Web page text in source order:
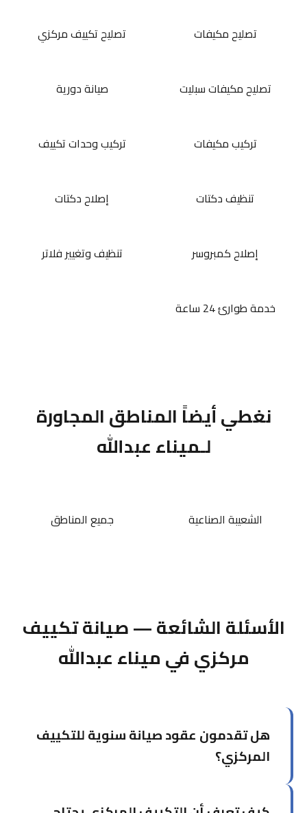
تصليح مكيفات تصليح تكييف مركزي
تصليح مكيفات سبليت صيانة دورية
تركيب مكيفات تركيب وحدات تكييف
تنظيف دكتات إصلاح دكتات
إصلاح كمبروسر تنظيف وتغيير فلاتر
خدمة طوارئ 24 ساعة
نغطي أيضاً المناطق المجاورة
لـميناء عبدالله
الشعيبة الصناعية جميع المناطق
الأسئلة الشائعة — صيانة تكييف
مركزي في ميناء عبدالله
هل تقدمون عقود صيانة سنوية للتكييف
المركزي؟